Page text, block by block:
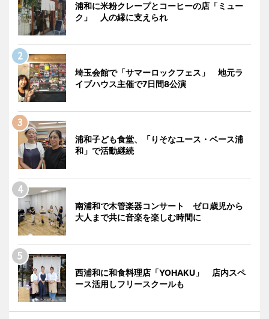
浦和に米粉クレープとコーヒーの店「ミュー
ク」 人の縁に支えられ
埼玉会館で「サマーロックフェス」 地元ラ
イブハウス主催で7日間8公演
浦和子ども食堂、「りそなユース・ベース浦
和」で活動継続
南浦和で木管楽器コンサート ゼロ歳児から
大人まで共に音楽を楽しむ時間に
西浦和に和食料理店「YOHAKU」 店内スペ
ース活用しフリースクールも